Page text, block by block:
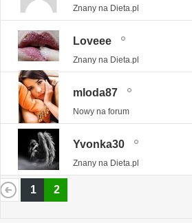
Znany na Dieta.pl
Loveee
Znany na Dieta.pl
mloda87
Nowy na forum
Yvonka30
Znany na Dieta.pl
1 2